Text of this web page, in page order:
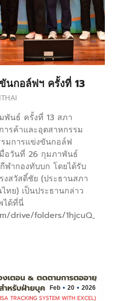
นกอล์ฟฯ ครั้งที่ 13
พันธ์ ครั้งที่ 13 สภา
ารค้าและอุตสาหกรรม
มการแข่งขันกอล์ฟ
อวันที่ 26 กุมภาพันธ์
ากองทับบก โดยได้รับ
งสวัสดิ์ชัย (ประธานสภา
ทย) เป็นประธานกล่าว
ได้ที่นี่
drive/folders/
Feb 20 2026